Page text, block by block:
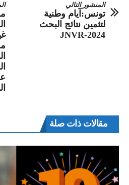
المنشور التالي
تونس:آيام وطنية
لتثمين نتائج البحث
JNVR-2024
مقالات ذات صلة